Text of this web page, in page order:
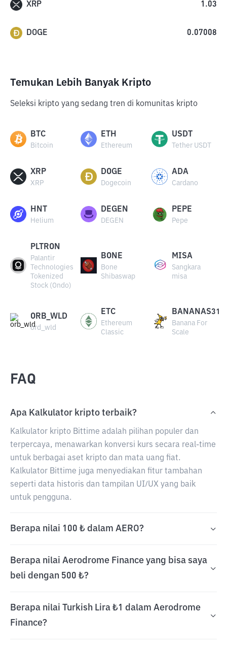
XRP 1.03
DOGE 0.07008
Temukan Lebih Banyak Kripto
Seleksi kripto yang sedang tren di komunitas kripto
BTC
Bitcoin
ETH
Ethereum
USDT
Tether USDT
XRP
XRP
DOGE
Dogecoin
ADA
Cardano
HNT
Helium
DEGEN
DEGEN
PEPE
Pepe
PLTRON
Palantir
Technologies
Tokenized
Stock (Ondo)
BONE
Bone
Shibaswap
MISA
Sangkara
misa
ORB_WLD
ord_wld
ETC
Ethereum
Classic
BANANAS31
Banana For
Scale
FAQ
Apa Kalkulator kripto terbaik?
Kalkulator kripto Bittime adalah pilihan populer dan
terpercaya, menawarkan konversi kurs secara real-time
untuk berbagai aset kripto dan mata uang fiat.
Kalkulator Bittime juga menyediakan fitur tambahan
seperti data historis dan tampilan UI/UX yang baik
untuk pengguna.
Berapa nilai 100 ₺ dalam AERO?
Berapa nilai Aerodrome Finance yang bisa saya
beli dengan 500 ₺?
Berapa nilai Turkish Lira ₺1 dalam Aerodrome
Finance?